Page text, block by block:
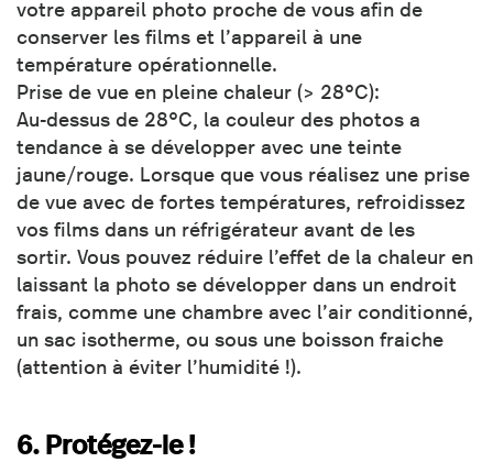
votre appareil photo proche de vous afin de
conserver les films et l’appareil à une
température opérationnelle.
Prise de vue en pleine chaleur (> 28°C):
Au-dessus de 28°C, la couleur des photos a
tendance à se développer avec une teinte
jaune/rouge. Lorsque que vous réalisez une prise
de vue avec de fortes températures, refroidissez
vos films dans un réfrigérateur avant de les
sortir. Vous pouvez réduire l’effet de la chaleur en
laissant la photo se développer dans un endroit
frais, comme une chambre avec l’air conditionné,
un sac isotherme, ou sous une boisson fraiche
(attention à éviter l’humidité !).
6. Protégez-le !